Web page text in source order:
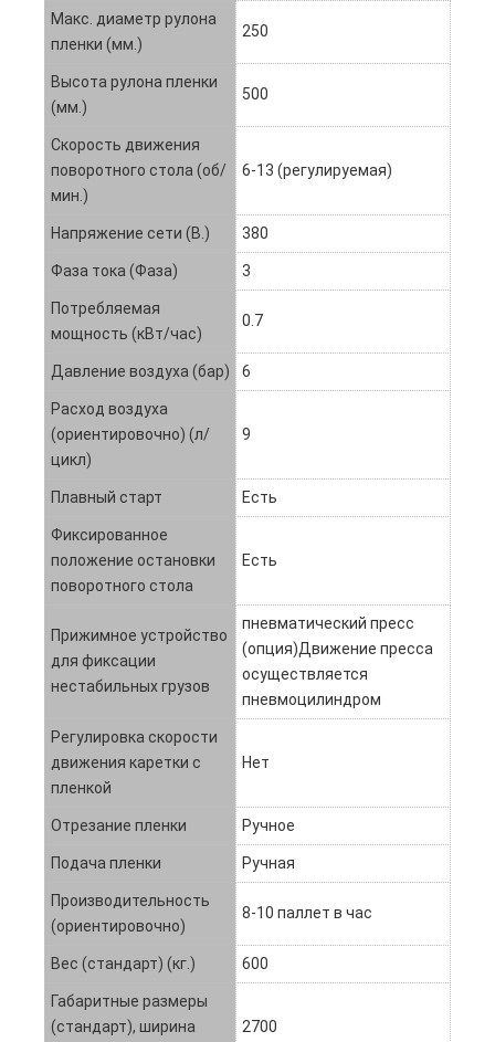
Макс. диаметр рулона
пленки (мм.)
250
Высота рулона пленки
(мм.)
500
Скорость движения
поворотного стола (об/
мин.)
6-13 (регулируемая)
Напряжение сети (В.) 380
Фаза тока (Фаза) 3
Потребляемая
мощность (кВт/час)
0.7
Давление воздуха (бар) 6
Расход воздуха
(ориентировочно) (л/
цикл)
9
Плавный старт Есть
Фиксированное
положение остановки
поворотного стола
Есть
Прижимное устройство
для фиксации
нестабильных грузов
пневматический пресс
(опция)Движение пресса
осуществляется
пневмоцилиндром
Регулировка скорости
движения каретки с
пленкой
Нет
Отрезание пленки Ручное
Подача пленки Ручная
Производительность
(ориентировочно)
8-10 паллет в час
Вес (стандарт) (кг.) 600
Габаритные размеры
(стандарт), ширина
2700